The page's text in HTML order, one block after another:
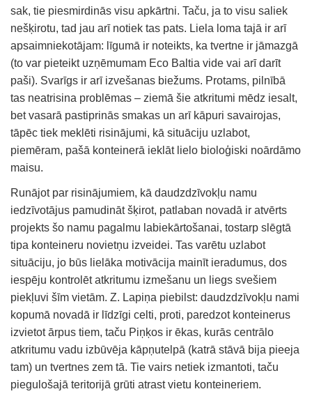
sak, tie piesmirdinās visu apkārtni. Taču, ja to visu saliek
nešķirotu, tad jau arī notiek tas pats. Liela loma tajā ir arī
apsaimniekotājam: līgumā ir noteikts, ka tvertne ir jāmazgā
(to var pieteikt uzņēmumam Eco Baltia vide vai arī darīt
paši). Svarīgs ir arī izvešanas biežums. Protams, pilnībā
tas neatrisina problēmas – ziemā šie atkritumi mēdz iesalt,
bet vasarā pastiprinās smakas un arī kāpuri savairojas,
tāpēc tiek meklēti risinājumi, kā situāciju uzlabot,
piemēram, pašā konteinerā ieklāt lielo bioloģiski noārdāmo
maisu.
Runājot par risinājumiem, kā daudzdzīvokļu namu
iedzīvotājus pamudināt šķirot, patlaban novadā ir atvērts
projekts šo namu pagalmu labiekārtošanai, tostarp slēgtā
tipa konteineru novietņu izveidei. Tas varētu uzlabot
situāciju, jo būs lielāka motivācija mainīt ieradumus, dos
iespēju kontrolēt atkritumu izmešanu un liegs svešiem
piekļuvi šīm vietām. Z. Lapiņa piebilst: daudzdzīvokļu nami
kopumā novadā ir līdzīgi celti, proti, paredzot konteinerus
izvietot ārpus tiem, taču Piņķos ir ēkas, kurās centrālo
atkritumu vadu izbūvēja kāpņutelpā (katrā stāvā bija pieeja
tam) un tvertnes zem tā. Tie vairs netiek izmantoti, taču
piegulošajā teritorijā grūti atrast vietu konteineriem.